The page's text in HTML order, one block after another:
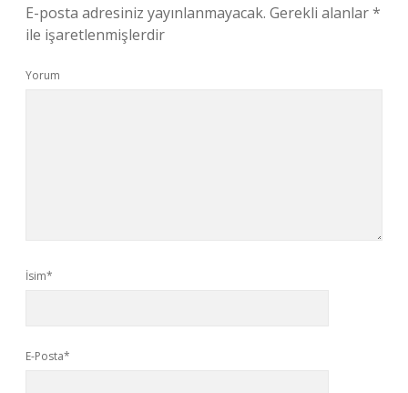
E-posta adresiniz yayınlanmayacak. Gerekli alanlar*
ile işaretlenmişlerdir
Yorum
İsim*
E-Posta*